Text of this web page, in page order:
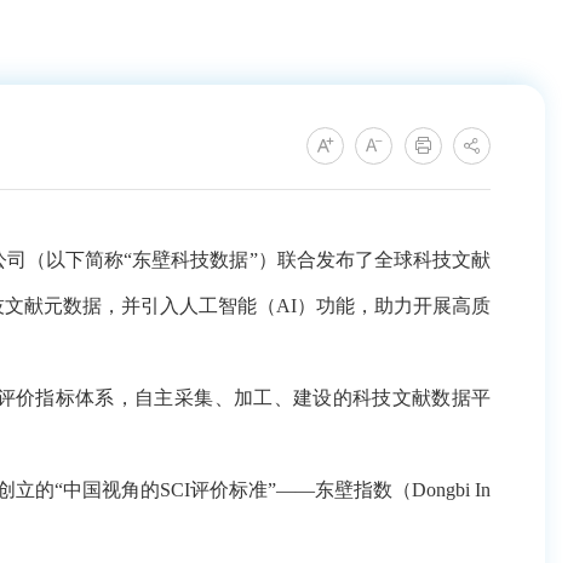
（以下简称“东壁科技数据”）联合发布了全球科技文献
献元数据，并引入人工智能（AI）功能，助力开展高质
指标体系，自主采集、加工、建设的科技文献数据平
的“中国视角的SCI评价标准”——东壁指数（Dongbi In